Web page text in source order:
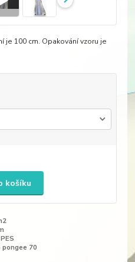
je 100 cm. Opakování vzoru je
košíku
pongee 70